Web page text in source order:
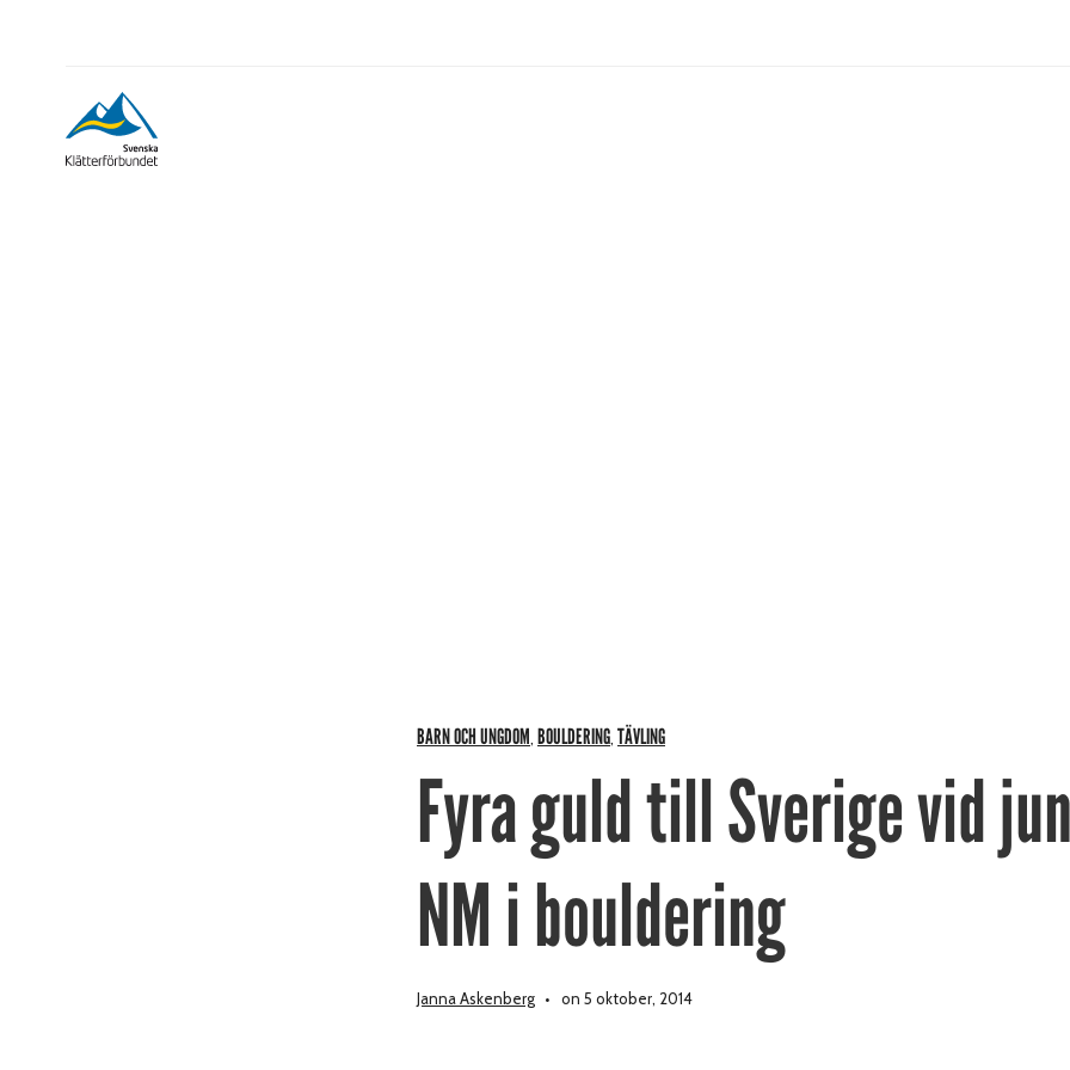
BARN OCH UNGDOM, BOULDERING, TÄVLING
Fyra guld till Sverige vid
NM i bouldering
Janna Askenberg on 5 oktober, 2014